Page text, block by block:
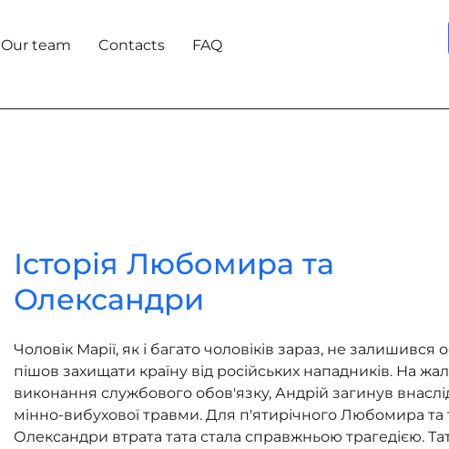
Our team Contacts FAQ
Історія Любомира та
Олександри
Чоловік Марії, як і багато чоловіків зараз, не залишився
пішов захищати країну від російських нападників. На
виконання службового обов'язку, Андрій загинув
мінно-вибухової травми. Для п'ятирічного Любомира та
Олександри втрата тата стала справжньою трагедією.